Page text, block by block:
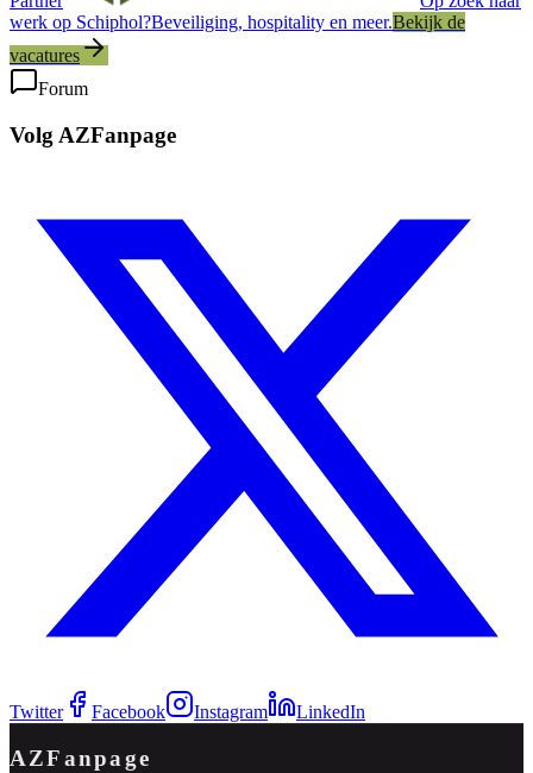
werk op Schiphol?Beveiliging, hospitality en meer.Bekijk de
vacatures
Forum
Volg AZFanpage
Twitter Facebook Instagram LinkedIn
AZFanpage